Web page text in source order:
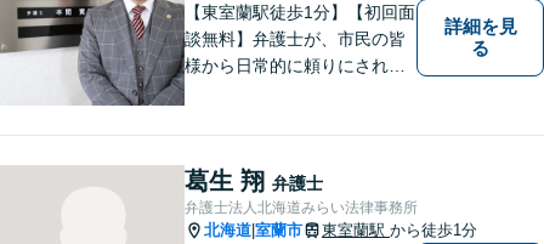
【東室蘭駅徒歩1分】【初回面
談無料】弁護士が、市民の皆
様から日常的に頼りにされる
い未来へと導きます。お気軽
にご相談ください。【駐車場
あり】
詳細を見
る
葛生 翔 弁護士
弁護士法人北海道みらい法律事務所
北海道 室蘭市 東室蘭駅 から徒歩1分